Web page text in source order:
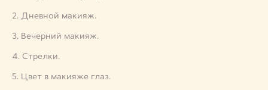
2. Дневной макияж.
3. Вечерний макияж.
4. Стрелки.
5. Цвет в макияже глаз.